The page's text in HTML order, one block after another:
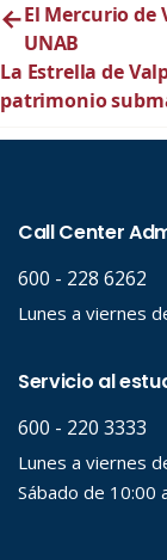
←El Mercurio de
UNAB
La Estrella de
patrimonio